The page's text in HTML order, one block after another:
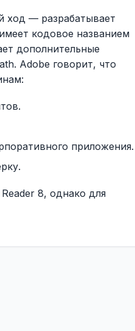
ход — разрабатывает
кодовое названием
дополнительные
Adobe говорит, что
приложения.
8, однако для